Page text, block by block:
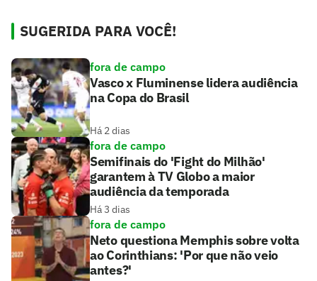
SUGERIDA PARA VOCÊ!
fora de campo
Vasco x Fluminense lidera audiência
na Copa do Brasil
Há 2 dias
fora de campo
Semifinais do 'Fight do Milhão'
garantem à TV Globo a maior
audiência da temporada
Há 3 dias
fora de campo
Neto questiona Memphis sobre volta
ao Corinthians: 'Por que não veio
antes?'